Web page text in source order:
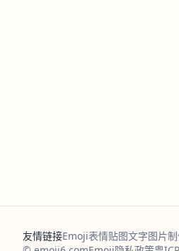
友情链接Emoji表情贴图文字图片